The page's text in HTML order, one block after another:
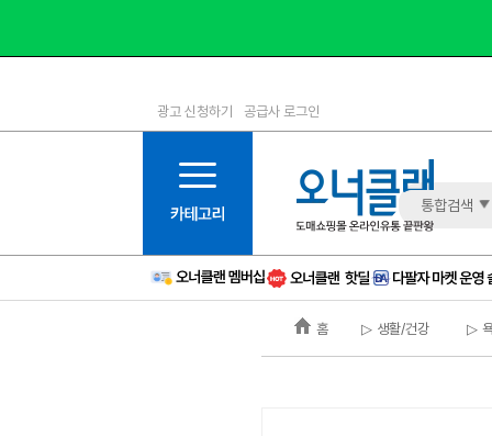
1등급
6등급
11등급
12등급
15등급
16등급
광고 신청하기 공급사 로그인
통합검색
홈 ▷ 생활/건강 ▷